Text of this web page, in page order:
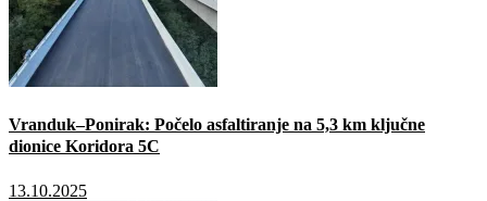
Vranduk–Ponirak: Počelo asfaltiranje na 5,3 km ključne
dionice Koridora 5C
13.10.2025